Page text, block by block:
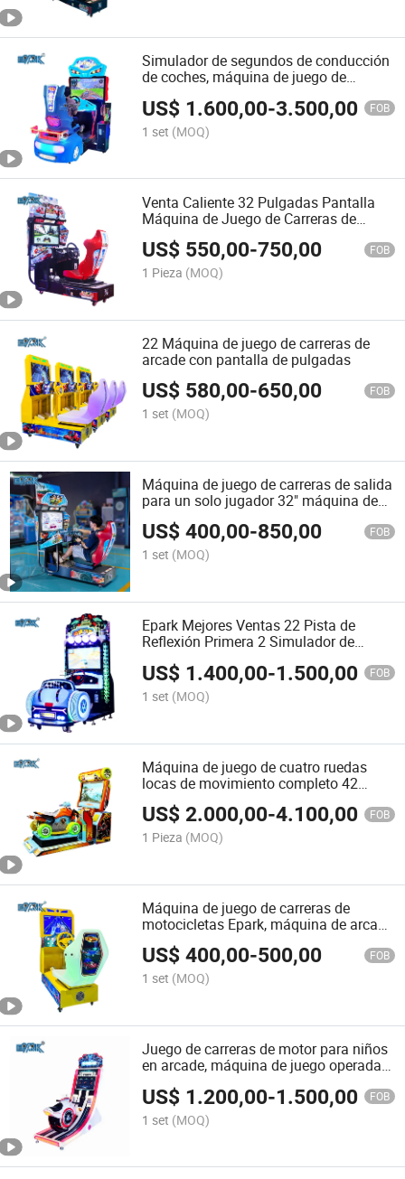
Simulador de segundos de conducción
de coches, máquina de juego de
movimiento cool para centro de juegos
US$ 1.600,00-3.500,00 FOB
1 set (MOQ)
Venta Caliente 32 Pulgadas Pantalla
Máquina de Juego de Carreras de
Motocicleta en Arcade
US$ 550,00-750,00 FOB
1 Pieza (MOQ)
22 Máquina de juego de carreras de
arcade con pantalla de pulgadas
US$ 580,00-650,00 FOB
1 set (MOQ)
Máquina de juego de carreras de salida
para un solo jugador 32" máquina de
carreras de diversión con monedas en
venta
US$400,00-850,00 FOB
1 set (MOQ)
Epark Mejores Ventas 22 Pista de
Reflexión Primera 2 Simulador de
de Arcade
US$ 1.400,00-1.500,00 FOB
1 set (MOQ)
Máquina de juego de cuatro ruedas
locas de movimiento completo 42
pulgadas con todo el hardware
US$2.000,00-4.100,00 FOB
1 Pieza (MOQ)
Máquina de juego de carreras de
motocicletas Epark, máquina de arcade
de video de carreras de coches operada
con monedas, máquina de juego
interior
US$400,00-500,00 FOB
1 set (MOQ)
Juego de carreras de motor para niños
en arcade, máquina de juego operada
US$ 1.200,00-1.500,00 FOB
1 set (MOQ)